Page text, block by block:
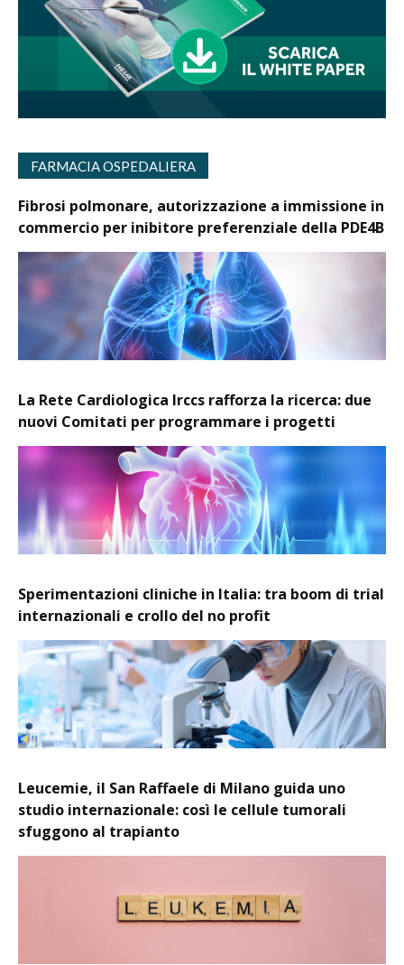
FARMACIA OSPEDALIERA
Fibrosi polmonare, autorizzazione a immissione in
commercio per inibitore preferenziale della PDE4B
La Rete Cardiologica Irccs rafforza la ricerca: due
nuovi Comitati per programmare i progetti
Sperimentazioni cliniche in Italia: tra boom di trial
internazionali e crollo del no profit
Leucemie, il San Raffaele di Milano guida uno
studio internazionale: così le cellule tumorali
sfuggono al trapianto